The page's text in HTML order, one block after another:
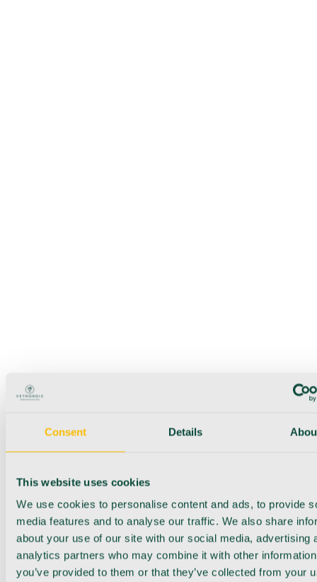
Consent Details
This website uses cookies
We use cookies to personalise content and ads, to provide
media features and to analyse our traffic. We also share
about your use of our site with our social media, advertising
analytics partners who may combine it with other
you’ve provided to them or that they’ve collected from your